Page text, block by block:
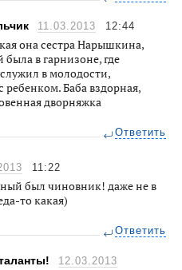
11.03.2013 12:44
она сестра Нарышкина,
в гарнизоне, где
в молодости,
ребенком. Баба вздорная,
дворняжка
Ответить
11:22
был чиновник! даже не в
то какая)
Ответить
12.03.2013